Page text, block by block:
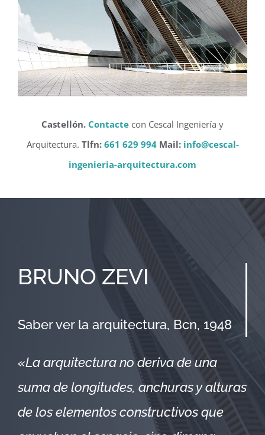
Castellón. Contacte con Cescal Ingeniería y
Arquitectura. Tlfn: 661 629 994Mail: info@cescal-
ingenieria-arquitectura.com
BRUNO ZEVI
Saber ver la arquitectura, Bcn, 1948
«La arquitectura no deriva de una
suma de longitudes, anchuras y alturas
de los elementos constructivos que